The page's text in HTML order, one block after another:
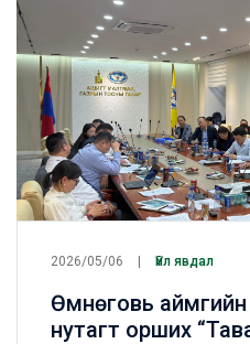
2026/05/06 Үйл явдал
Өмнөговь
нутагт орших